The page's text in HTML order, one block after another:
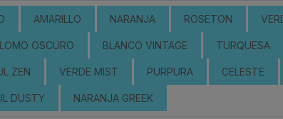
AMARILLO NARANJA ROSETON
OSCURO BLANCO VINTAGE TURQUESA
ZEN VERDE MIST PURPURA CELESTE
DUSTY NARANJA GREEK